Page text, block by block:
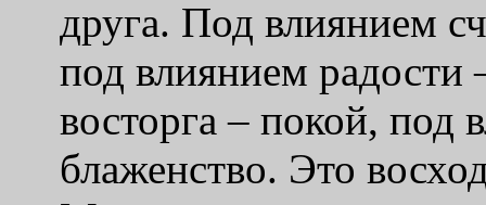
друга. Под влиянием
под влиянием радости
восторга – покой, под
блаженство. Это